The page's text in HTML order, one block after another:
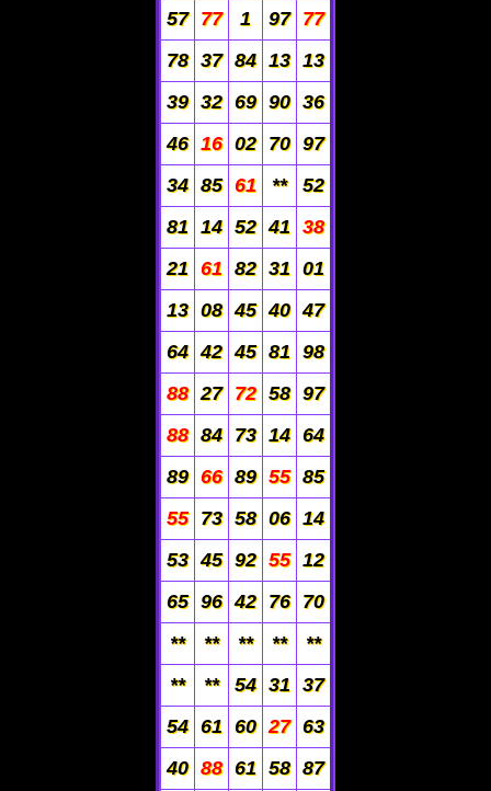
57 77 1 97 77
78 37 84 13 13
39 32 69 90 36
46 16 02 70 97
34 85 61 **
52
81 14 52 41 38
21 61 82 31 01
13 08 45 40 47
64 42 45 81 98
88 27 72 58 97
88 84 73 14 64
89 66 89 55 85
55 73 58 06 14
53 45 92 55 12
65 96 42 76 70
**
** ** **
**
**
** 54 31 37
54 61 60 27 63
40 88 61 58 87